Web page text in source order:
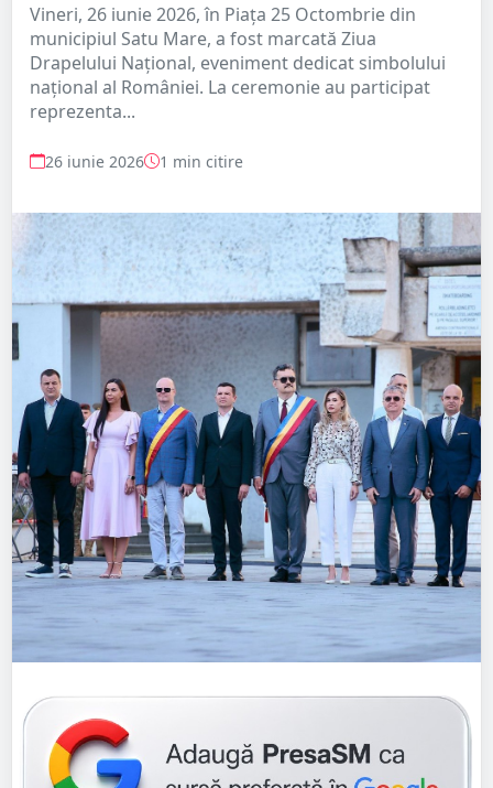
Vineri, 26 iunie 2026, în Piața 25 Octombrie din
municipiul Satu Mare, a fost marcată Ziua
Drapelului Național, eveniment dedicat simbolului
național al României. La ceremonie au participat
reprezenta...
26 iunie 2026 1 min citire